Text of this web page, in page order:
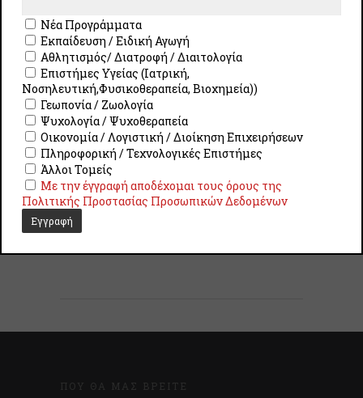
Επιστημονικός Υπεύθυνος
Την Επιστημονική Ευθύνη για τον
σχεδιασμό και την υλοποίηση του
παρόντος εκπαιδευτικού
προγράμματος φέρει οκ. Ιωάννης
Γαλαντόμος, Αναπληρωτής Καθηγητής
του Τμήματος Γλωσσικών και
Διαπολιτισμικών Σπουδών του
Πανεπιστημίου Θεσσαλίας.
ΠΟΎ ΘΑ ΜΑΣ ΒΡΕΊΤΕ
Νέα Προγράμματα
Εκπαίδευση / Ειδική Αγωγή
Αθλητισμός/ Διατροφή / Διαιτολογία
Επιστήμες Υγείας (Ιατρική,
Νοσηλευτική,Φυσικοθεραπεία, Βιοχημεία))
Γεωπονία / Ζωολογία
Ψυχολογία / Ψυχοθεραπεία
Οικονομία / Λογιστική / Διοίκηση Επιχειρήσεων
Πληροφορική / Τεχνολογικές Επιστήμες
Άλλοι Τομείς
Με την έγγραφή αποδέχομαι τους όρους της
Πολιτικής Προστασίας Προσωπικών Δεδομένων